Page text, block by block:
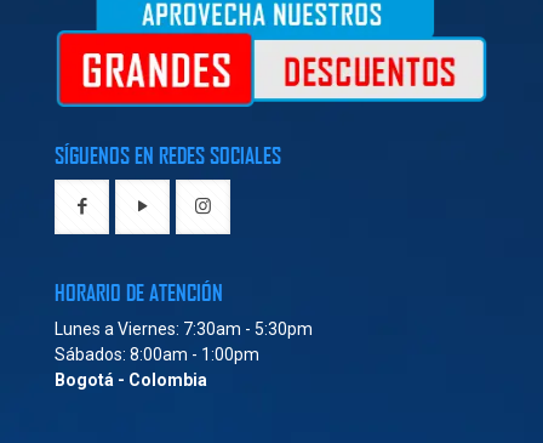
SÍGUENOS EN REDES SOCIALES
HORARIO DE ATENCIÓN
Lunes a Viernes: 7:30am - 5:30pm
Sábados: 8:00am - 1:00pm
Bogotá - Colombia